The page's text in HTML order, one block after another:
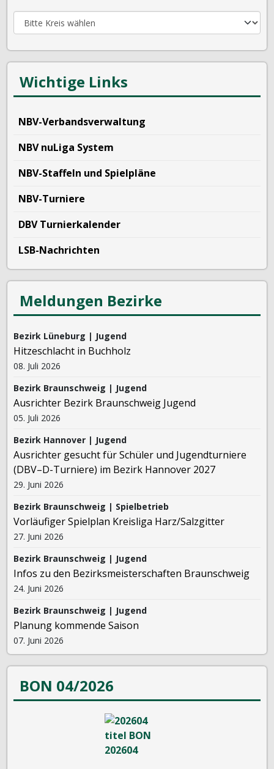
Wichtige Links
NBV-Verbandsverwaltung
NBV nuLiga System
NBV-Staffeln und Spielpläne
NBV-Turniere
DBV Turnierkalender
LSB-Nachrichten
Meldungen Bezirke
Bezirk Lüneburg | Jugend
Hitzeschlacht in Buchholz
08. Juli 2026
Bezirk Braunschweig | Jugend
Ausrichter Bezirk Braunschweig Jugend
05. Juli 2026
Bezirk Hannover | Jugend
Ausrichter gesucht für Schüler und Jugendturniere
(DBV–D-Turniere) im Bezirk Hannover 2027
29. Juni 2026
Bezirk Braunschweig | Spielbetrieb
Vorläufiger Spielplan Kreisliga Harz/Salzgitter
27. Juni 2026
Bezirk Braunschweig | Jugend
Infos zu den Bezirksmeisterschaften Braunschweig
24. Juni 2026
Bezirk Braunschweig | Jugend
Planung kommende Saison
07. Juni 2026
BON 04/2026